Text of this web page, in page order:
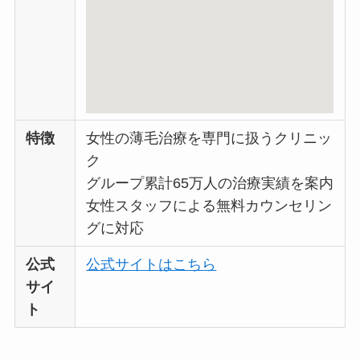
特徴
女性の薄毛治療を専門に扱うクリニッ
ク
グループ累計65万人の治療実績を案内
女性スタッフによる無料カウンセリン
グに対応
公式
サイ
ト
公式サイトはこちら